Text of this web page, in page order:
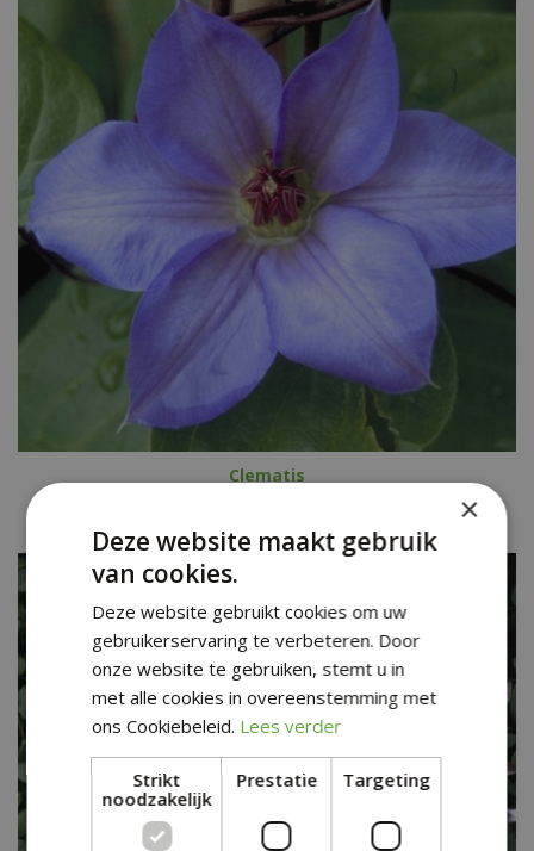
Clematis
×
Deze website maakt gebruik
van cookies.
Deze website gebruikt cookies om uw
gebruikerservaring te verbeteren. Door
onze website te gebruiken, stemt u in
met alle cookies in overeenstemming met
ons Cookiebeleid. Lees verder
Strikt
noodzakelijk
Prestatie Targeting